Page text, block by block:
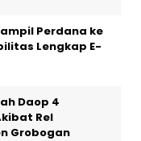
Perdana ke
Lengkap E-
Daop 4
Rel
Grobogan